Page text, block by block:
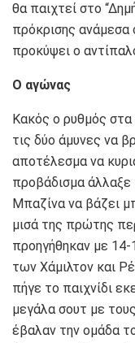
θα παιχτεί στο
πρόκρισης ανάμεσα
προκύψει ο
Ο αγώνας
Κακός ο ρυθμός
τις δύο άμυνες να
αποτέλεσμα να
προβάδισμα
Μπαζίνα να βάζει
μισά της πρώτης
προηγήθηκαν με 14-
των Χάμιλτον και
πήγε το παιχνίδι
μεγάλα σουτ με
έβαλαν την ομάδα